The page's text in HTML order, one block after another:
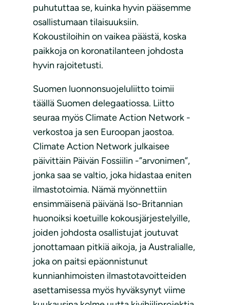
puhututtaa se, kuinka hyvin pääsemme
osallistumaan tilaisuuksiin.
Kokoustiloihin on vaikea päästä, koska
paikkoja on koronatilanteen johdosta
hyvin rajoitetusti.
Suomen luonnonsuojeluliitto toimii
täällä Suomen delegaatiossa. Liitto
seuraa myös Climate Action Network -
verkostoa ja sen Euroopan jaostoa.
Climate Action Network julkaisee
päivittäin Päivän Fossiilin -”arvonimen”,
jonka saa se valtio, joka hidastaa eniten
ilmastotoimia. Nämä myönnettiin
ensimmäisenä päivänä Iso-Britannian
huonoiksi koetuille kokousjärjestelyille,
joiden johdosta osallistujat joutuvat
jonottamaan pitkiä aikoja, ja Australialle,
joka on paitsi epäonnistunut
kunnianhimoisten ilmastotavoitteiden
asettamisessa myös hyväksynyt viime